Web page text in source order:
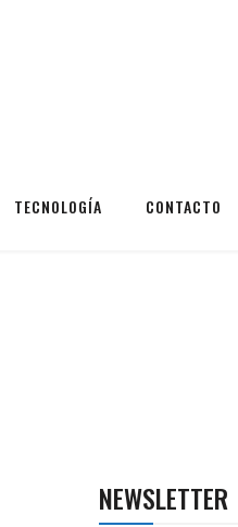
TECNOLOGÍA CONTACTO
NEWSLETTER